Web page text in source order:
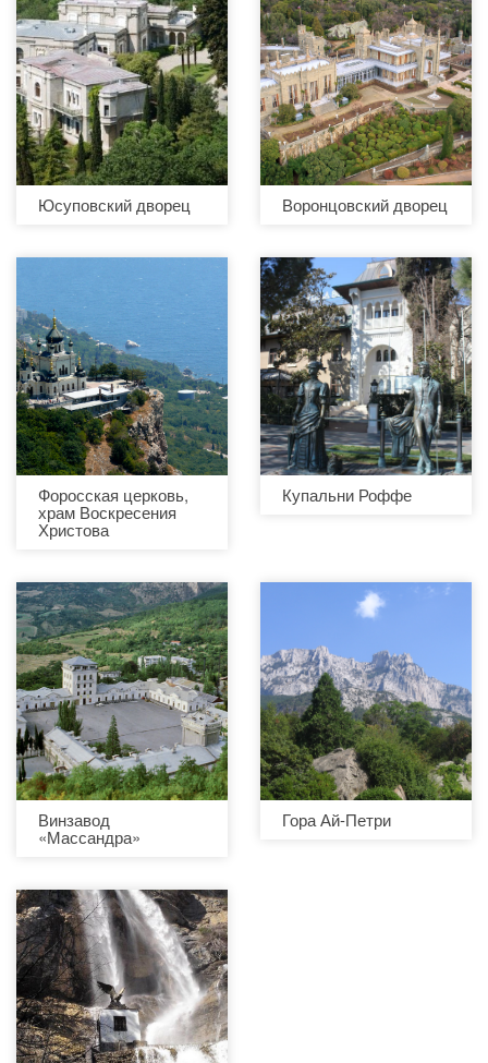
Юсуповский дворец Воронцовский дворец
Форосская церковь,
храм Воскресения
Христова
Купальни Роффе
Винзавод
«Массандра»
Гора Ай-Петри